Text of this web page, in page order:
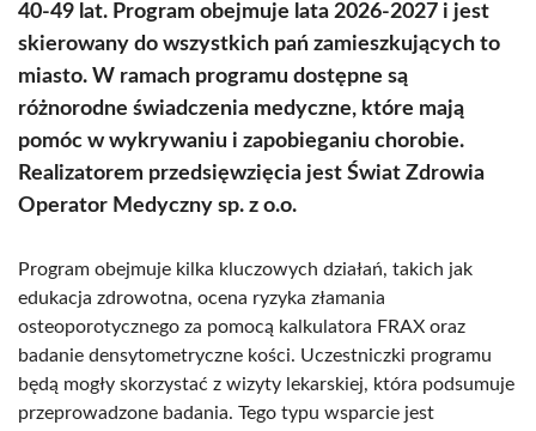
40-49 lat. Program obejmuje lata 2026-2027 i jest
skierowany do wszystkich pań zamieszkujących to
miasto. W ramach programu dostępne są
różnorodne świadczenia medyczne, które mają
pomóc w wykrywaniu i zapobieganiu chorobie.
Realizatorem przedsięwzięcia jest Świat Zdrowia
Operator Medyczny sp. z o.o.
Program obejmuje kilka kluczowych działań, takich jak
edukacja zdrowotna, ocena ryzyka złamania
osteoporotycznego za pomocą kalkulatora FRAX oraz
badanie densytometryczne kości. Uczestniczki programu
będą mogły skorzystać z wizyty lekarskiej, która podsumuje
przeprowadzone badania. Tego typu wsparcie jest